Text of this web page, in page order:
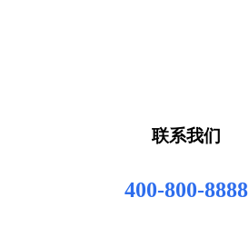
联系我们
400-800-8888